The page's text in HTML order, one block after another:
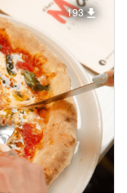
193